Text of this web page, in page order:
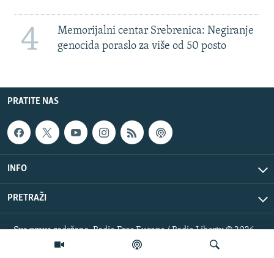
4
Memorijalni centar Srebrenica: Negiranje
genocida poraslo za više od 50 posto
PRATITE NAS
INFO
PRETRAŽI
Sva prava zadržana. Radio Free Europe / Radio Liberty © 2026
RFE/RL, Inc.